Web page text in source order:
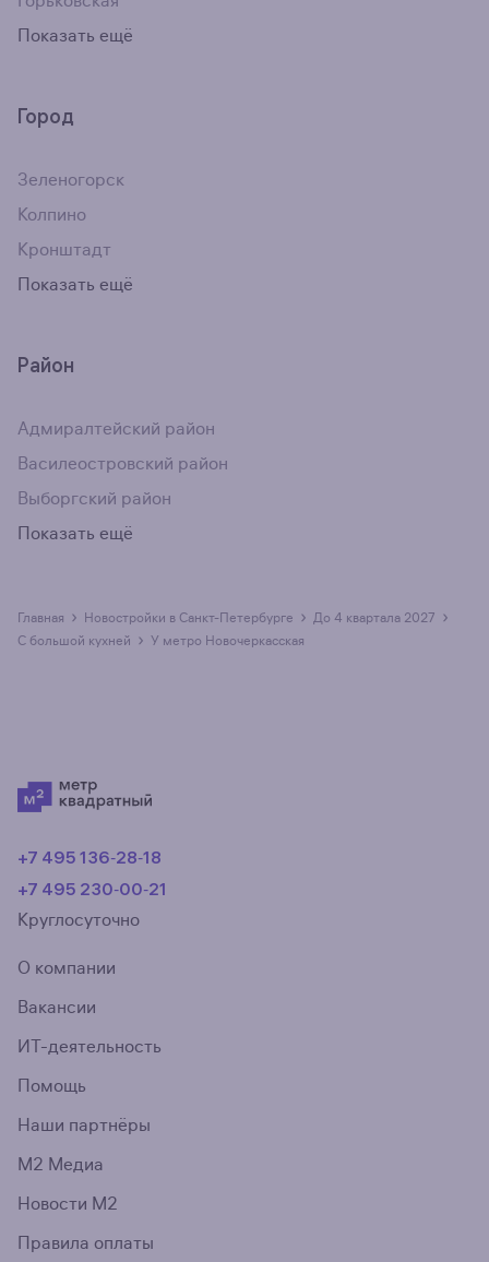
Показать ещё
Город
Зеленогорск
Колпино
Кронштадт
Показать ещё
Район
Адмиралтейский район
Василеостровский район
Выборгский район
Показать ещё
Главная › Новостройки в Санкт-Петербурге › до 4 квартала 2027 ›
с большой кухней › у метро Новочеркасская
+7 495 136‑28‑18
+7 495 230‑00‑21
Круглосуточно
О компании
Вакансии
ИТ-деятельность
Помощь
Наши партнёры
М2 Медиа
Новости М2
Правила оплаты